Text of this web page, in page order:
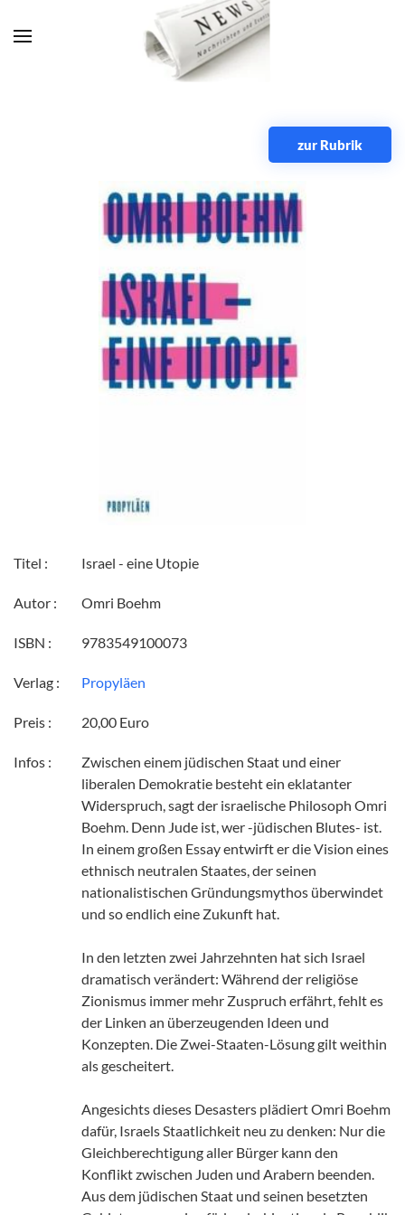
Zum Hauptinhalt springen
zur Rubrik
Titel : Israel - eine Utopie
Autor : Omri Boehm
ISBN : 9783549100073
Verlag : Propyläen
Preis : 20,00 Euro
Infos :
Zwischen einem jüdischen Staat und einer
liberalen Demokratie besteht ein eklatanter
Widerspruch, sagt der israelische Philosoph Omri
Boehm. Denn Jude ist, wer -jüdischen Blutes- ist.
In einem großen Essay entwirft er die Vision eines
ethnisch neutralen Staates, der seinen
nationalistischen Gründungsmythos überwindet
und so endlich eine Zukunft hat.
In den letzten zwei Jahrzehnten hat sich Israel
dramatisch verändert: Während der religiöse
Zionismus immer mehr Zuspruch erfährt, fehlt es
der Linken an überzeugenden Ideen und
Konzepten. Die Zwei-Staaten-Lösung gilt weithin
als gescheitert.
Angesichts dieses Desasters plädiert Omri Boehm
dafür, Israels Staatlichkeit neu zu denken: Nur die
Gleichberechtigung aller Bürger kann den
Konflikt zwischen Juden und Arabern beenden.
Aus dem jüdischen Staat und seinen besetzten